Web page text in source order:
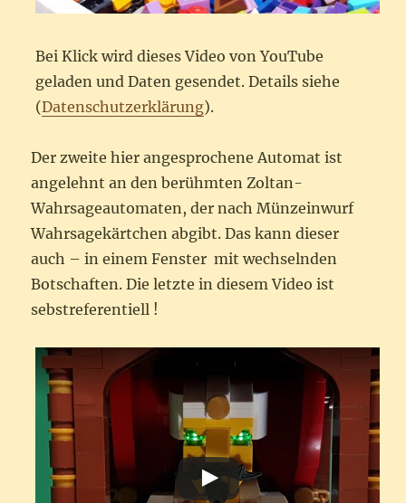
Bei Klick wird dieses Video von YouTube
geladen und Daten gesendet. Details siehe
(Datenschutzerklärung).
Der zweite hier angesprochene Automat ist
angelehnt an den berühmten Zoltan-
Wahrsageautomaten, der nach Münzeinwurf
Wahrsagekärtchen abgibt. Das kann dieser
auch – in einem Fenster mit wechselnden
Botschaften. Die letzte in diesem Video ist
sebstreferentiell !